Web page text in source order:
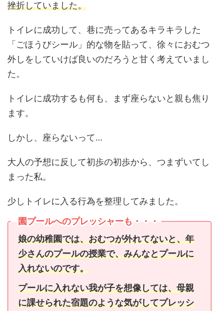
挫折していました。
トイレに成功して、巷に売ってあるキラキラした
「ごほうびシール」的な物を貼って、徐々におむつ
外しをしていけば良いのだろうと甘く考えていまし
た。
トイレに成功するも何も、まず座らないと親も焦り
ます。
しかし、座らないって…
大人の予想に反して初歩の初歩から、つまずいてし
まった私。
少しトイレに入る行為を整理してみました。
園プールへのプレッシャーも・・・
娘の幼稚園では、おむつが外れてないと、年
少さんのプールの授業で、みんなとプールに
入れないのです。
プールに入れない我が子を想像しては、母親
に課せられた宿題のような気がしてプレッシ